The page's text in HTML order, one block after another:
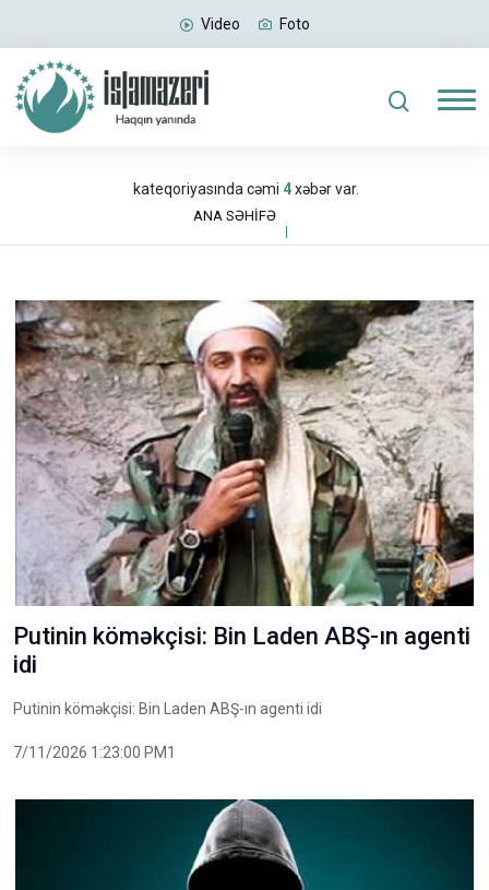
Video Foto
kateqoriyasında cəmi 4xəbər var.
ANA SƏHİFƏ
Putinin köməkçisi: Bin Laden ABŞ-ın agenti
idi
Putinin köməkçisi: Bin Laden ABŞ-ın agenti idi
7/11/2026 1:23:00 PM1